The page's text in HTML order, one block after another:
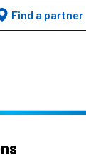
Find a partner